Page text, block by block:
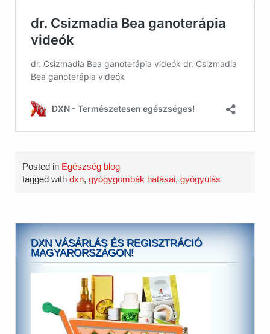
Posted in Egészség blog
tagged withdxn,gyógygombák hatásai,gyógyulás
DXN VÁSÁRLÁS ÉS REGISZTRÁCIÓ
MAGYARORSZÁGON!